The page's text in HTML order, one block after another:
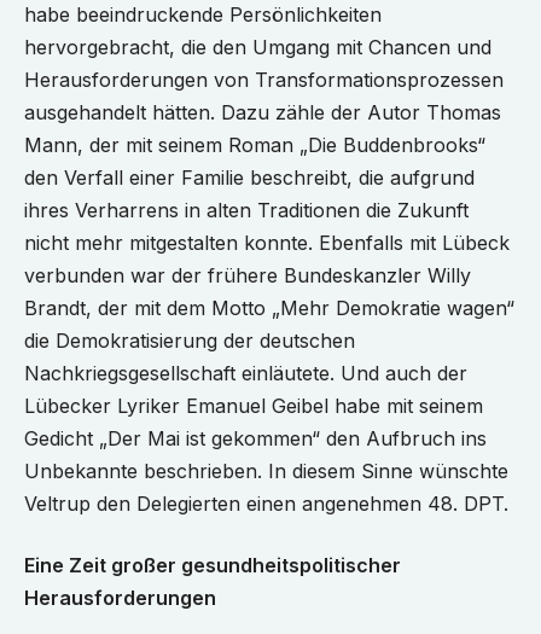
habe beeindruckende Persönlichkeiten
hervorgebracht, die den Umgang mit Chancen und
Herausforderungen von Transformationsprozessen
ausgehandelt hätten. Dazu zähle der Autor Thomas
Mann, der mit seinem Roman „Die Buddenbrooks“
den Verfall einer Familie beschreibt, die aufgrund
ihres Verharrens in alten Traditionen die Zukunft
nicht mehr mitgestalten konnte. Ebenfalls mit Lübeck
verbunden war der frühere Bundeskanzler Willy
Brandt, der mit dem Motto „Mehr Demokratie wagen“
die Demokratisierung der deutschen
Nachkriegsgesellschaft einläutete. Und auch der
Lübecker Lyriker Emanuel Geibel habe mit seinem
Gedicht „Der Mai ist gekommen“ den Aufbruch ins
Unbekannte beschrieben. In diesem Sinne wünschte
Veltrup den Delegierten einen angenehmen 48. DPT.
Eine Zeit großer gesundheitspolitischer
Herausforderungen